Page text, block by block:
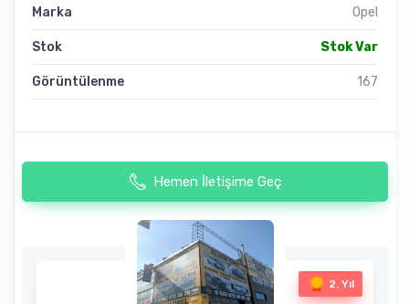
Marka Opel
Stok Stok Var
Görüntülenme 167
Hemen İletişime Geç
2. Yıl